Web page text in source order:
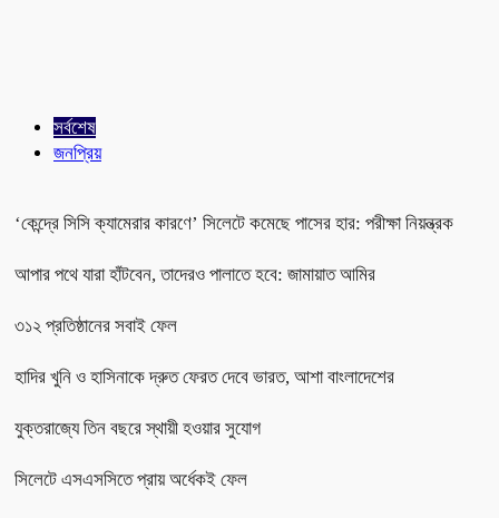
সর্বশেষ
জনপ্রিয়
‘কেন্দ্রে সিসি ক্যামেরার কারণে’ সিলেটে কমেছে পাসের হার: পরীক্ষা নিয়ন্ত্রক
আপার পথে যারা হাঁটবেন, তাদেরও পালাতে হবে: জামায়াত আমির
৩১২ প্রতিষ্ঠানের সবাই ফেল
হাদির খুনি ও হাসিনাকে দ্রুত ফেরত দেবে ভারত, আশা বাংলাদেশের
যুক্তরাজ্যে তিন বছরে স্থায়ী হওয়ার সুযোগ
সিলেটে এসএসসিতে প্রায় অর্ধেকই ফেল